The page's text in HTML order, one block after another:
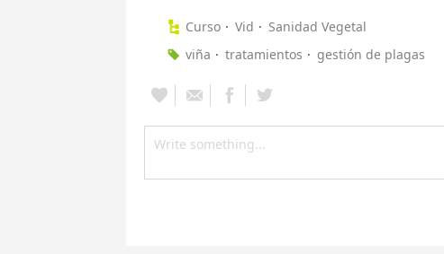
Curso Vid
Sanidad Vegetal
viña
tratamientos gestión de plagas